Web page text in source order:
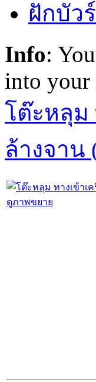
ฝักบัว
Info:
into your
โต๊ะหลุม
ล้างจาน
ดูภาพขยาย